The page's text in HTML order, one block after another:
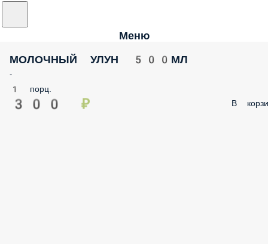
Меню
МОЛОЧНЫЙ УЛУН 500МЛ
-
1 порц.
300 ₽ В